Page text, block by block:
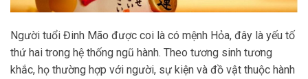
Người tuổi Đinh Mão được coi là có mệnh Hỏa, đây là yếu tố
thứ hai trong hệ thống ngũ hành. Theo tương sinh tương
khắc, họ thường hợp với người, sự kiện và đồ vật thuộc hành